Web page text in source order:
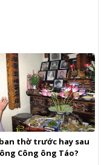
thờ trước hay sau
Công ông Táo?